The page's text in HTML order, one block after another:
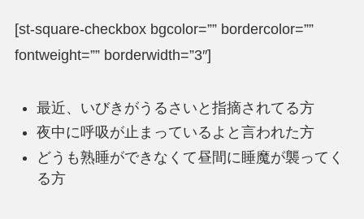
[st-square-checkbox bgcolor=”” bordercolor=””
fontweight=”” borderwidth=”3″]
最近、いびきがうるさいと指摘されてる方
夜中に呼吸が止まっているよと言われた方
どうも熟睡ができなくて昼間に睡魔が襲ってく
る方